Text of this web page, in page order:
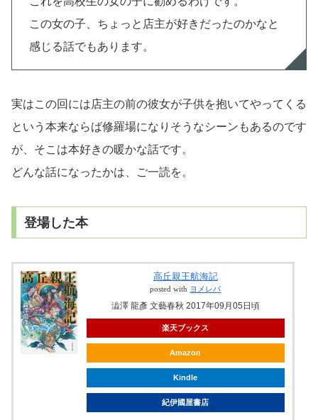
この女の子、ちょっと店主が好きだったのかなと
感じる話でもあります。
実はこの回には店主の前の彼女が子供を抱いてやってくる
という本来ならば修羅場になりそうなシーンもあるのです
が、そこは本好きの暖かな話です。
どんな話になったかは、ご一読を。
登場した本
高丘親王航海記
posted with ヨメレバ
澁澤 龍彥 文藝春秋 2017年09月05日頃
楽天ブックス
Amazon
Kindle
紀伊國屋書店